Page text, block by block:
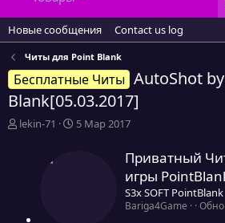
Новые сообщения Contact us log
Читы для Point Blank
Бесплатные Читы AutoShot
Blank[05.03.2017]
А
lekin-71
Д
5 Мар 2017
Приватный
игры
S3x SOFT PointBlank
Bariga4Game
0